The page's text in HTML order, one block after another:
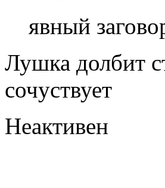
явный
Лушка долбит
сочуствует
Неактивен